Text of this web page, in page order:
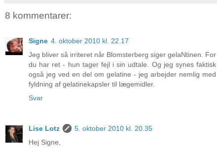
8 kommentarer:
Signe 4. oktober 2010 kl. 22.17
Jeg bliver så irriteret når Blomsterberg siger gelaNtinen. For
du har ret - hun tager fejl i sin udtale. Og jeg synes faktisk
også jeg ved en del om gelatine - jeg arbejder nemlig med
fyldning af gelatinekapsler til lægemidler.
Svar
Lise Lotz
5. oktober 2010 kl. 20.35
Hej Signe,